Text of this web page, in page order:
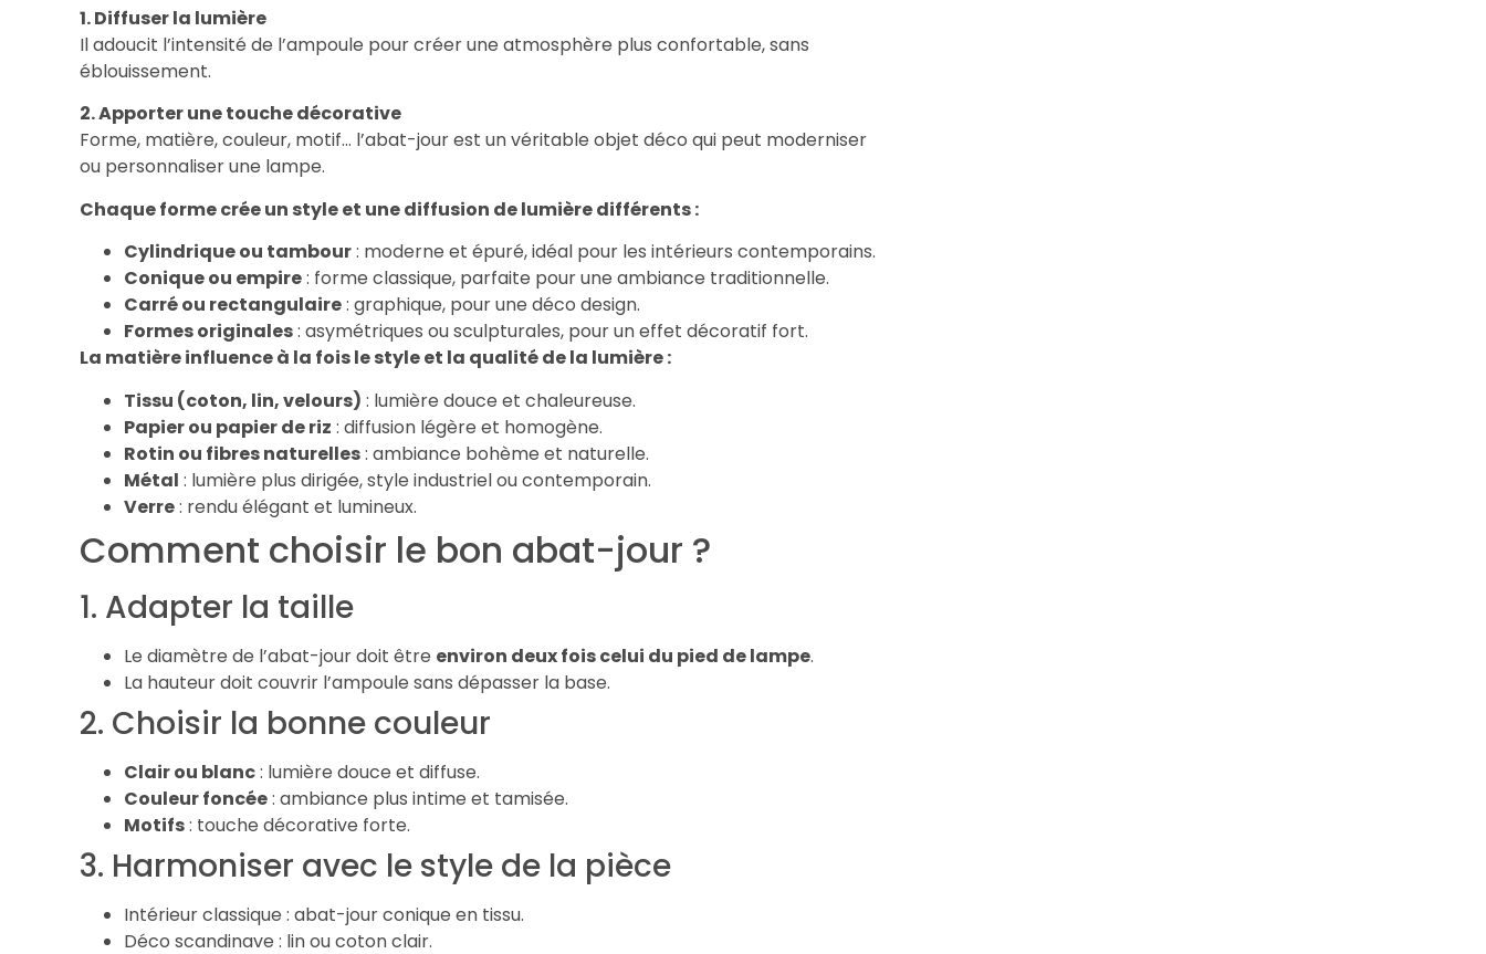
1. Diffuser la lumière
Il adoucit l’intensité de l’ampoule pour créer une atmosphère plus confortable, sans
éblouissement.
2. Apporter une touche décorative
Forme, matière, couleur, motif… l’abat-jour est un véritable objet déco qui peut moderniser
ou personnaliser une lampe.
Chaque forme crée un style et une diffusion de lumière différents :
Cylindrique ou tambour: moderne et épuré, idéal pour les intérieurs contemporains.
Conique ou empire: forme classique, parfaite pour une ambiance traditionnelle.
Carré ou rectangulaire: graphique, pour une déco design.
Formes originales: asymétriques ou sculpturales, pour un effet décoratif fort.
La matière influence à la fois le style et la qualité de la lumière :
Tissu (coton, lin, velours) : lumière douce et chaleureuse.
Papier ou papier de riz : diffusion légère et homogène.
Rotin ou fibres naturelles: ambiance bohème et naturelle.
Métal : lumière plus dirigée, style industriel ou contemporain.
Verre: rendu élégant et lumineux.
Comment choisir le bon abat-jour ?
1. Adapter la taille
Le diamètre de l’abat-jour doit être environ deux fois celui du pied de lampe.
La hauteur doit couvrir l’ampoule sans dépasser la base.
2. Choisir la bonne couleur
Clair ou blanc: lumière douce et diffuse.
Couleur foncée: ambiance plus intime et tamisée.
Motifs: touche décorative forte.
3. Harmoniser avec le style de la pièce
Intérieur classique : abat-jour conique en tissu.
Déco scandinave : lin ou coton clair.